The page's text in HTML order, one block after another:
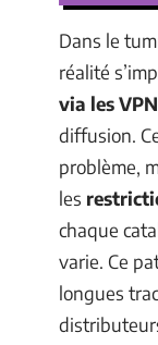
Dans le
réalité
via les VPN
diffusion.
problème,
les
chaque
varie. Ce
longues